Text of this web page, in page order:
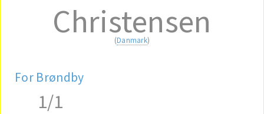
Christensen
(Danmark)
For Brøndby
1/1